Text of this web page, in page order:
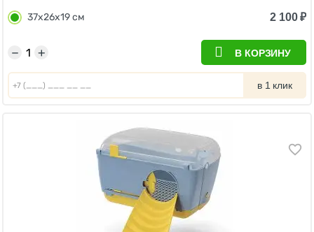
37х26х19 см 2 100₽
+
− В КОРЗИНУ
в 1 клик